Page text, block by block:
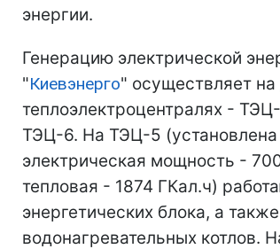
энергии.
Генерацию электрической
"Киевэнерго" осуществляет на
теплоэлектроцентралях -
ТЭЦ-6. На ТЭЦ-5 (установлена
электрическая мощность -
тепловая - 1874 ГКал.ч)
энергетических блока, а
водонагревательных котлов.